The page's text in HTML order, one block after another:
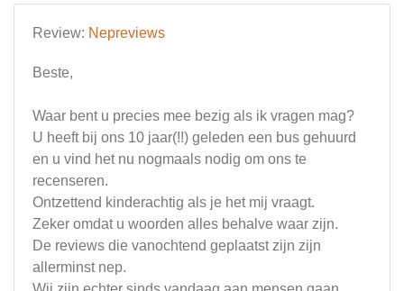
Review: Nepreviews
Beste,
Waar bent u precies mee bezig als ik vragen mag?
U heeft bij ons 10 jaar(!!) geleden een bus gehuurd
en u vind het nu nogmaals nodig om ons te
recenseren.
Ontzettend kinderachtig als je het mij vraagt.
Zeker omdat u woorden alles behalve waar zijn.
De reviews die vanochtend geplaatst zijn zijn
allerminst nep.